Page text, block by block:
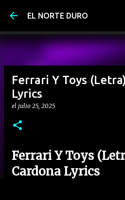
Ir al contenido
EL NORTE DURO
Ferrari Y Toys
Lyrics
el julio 25, 2025
Ferrari Y Toys
Cardona Lyrics